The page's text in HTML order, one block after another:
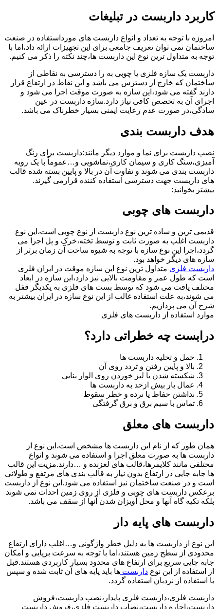
کاربرد داربست در تبلیغات
امروزه با توجه به تعداد و انواع داربست های مورداستفاده در صنعت
ساختمان نمی توان تعریف جامعی برای این تجهیزات ارائه داد،اما با
توجه به متداول ترین نوع این داربست ها،چند نکته را ذکر می کنیم.
داربست یک سازه فلزی یا چوبی به را دسترسی به نقاطی از
ساختمان که خارج از دسترس می باشد و این نقاط در ارتفاع قرار
دارند گفته می شود،این سازه به صورت موقت اجرا می شود و
اجرای آن به تخصص کافی نیاز دارد.سازه داربست در عین
سادگی،در صورت عدم رعایت ایمنی بسیار خطرناک می باشد.
هدف داربست بندی
نصب داربست برای نما و موارد دیگر مانند:داربست برای رنگ
آمیزی،سنگ کاری و سیمان کاری،نماشویی و…عموماً با یک رویه
داربست بندی می شوند و تفاوت آن در بالا و پایین بسته شده قالب
های داربست جهت دسترسی استفاده کننده قرارمی گیرند.
بیشتر بخوانید:
داربست های چوبی
قدیمی ترین و ساده ترین نوع داربست از نوع چوبی است،این نوع
داربست اغلب به صورت ثابت و توسط تخته،خرک و پل اجرا می
گردد،اجرا این نوع سازه با توجه به شیوه ساخت آن زمان برتر از
سازه های دیگر خواهد بود.
داربست فلزی متداول ترین نوع این سازه موقت در ایران فلزی
است که طول عمر و مقاومت بالایی نیز دارد،این سازه در ابعاد
مختلف یافت می شود که توسط بست های فلزی به یکدیگر قفل
می شوند،به علت استفاده غالب از این نوع سازه در ایران بیشتر به
شرح آن می پردازیم.
موارد استفاده از داربست های فلزی
درابست چه خطراتی دارد؟
حمل و تخلیه داربست ها
بالا و پایین رفتن و تردد روی آن
شکسته شدن یا لیز خوردن روی الوار بنایی
عمال بار بیش ازحد به داربست ها
نداشتن حفاظ یا نرده و خطر سقوط
تماس با سیم برق و برق گرفتگی
داربست های معلق
همان طور که از نام این داربست ها مشخص است،این نوع از
داربست ها به صورت معلق اجرا و استفاده می شوند و انواع
مختلفی مانند کلایمرها،قالب های لغزنده و …دارند.مزیت این قالب
ها جابه جایی در ارتفاع بدون نیاز به قالب بندی های مرتفع و طولانی
است و در صنعت ساختمان نیز استفاده می شود.این نوع از داربست
برعکس داربست های چوبی و فلزی از روی زمین احداث نمی شوند
بلکه تکیه گاه آنها و محل آویزان شدن آنها از سقف می باشد.
داربست های پایه دار
این نوع از داربست ها به دلیل خطر واژگونی و…اغلب دارای ارتفاع
محدودی از سطح زمین هستند،اما با توجه به سرعت برپایی و امکان
جابه جایی سریع برای ارتفاع های محدود بسیار کاربردی هستند.قبل
از استفاده از این نوع داربست ها باید پایه های آن ثابت شده و سپس
با استفاده از نردبان استفاده گردد.
داربست فلزی،داربست فلزی پایدار،نصب داربست،فروش
داربست،اجاره داربست،نصاب داربست فلزی،فروش داربست